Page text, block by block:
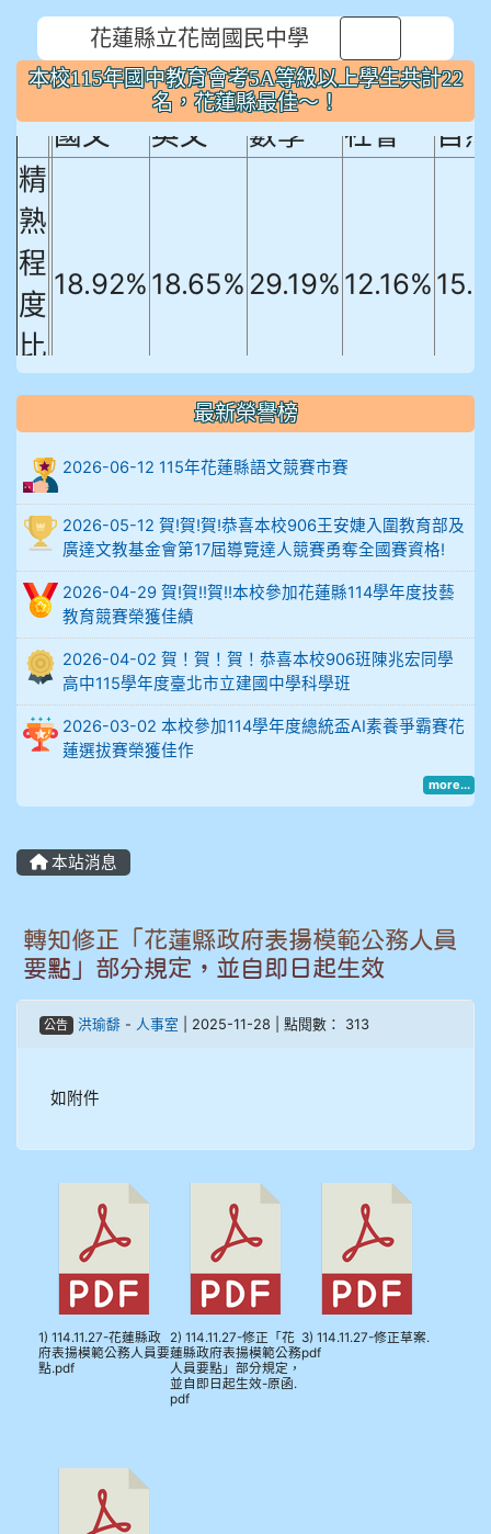
花蓮縣立花崗國民中學
本校115年國中教育會考5A等級以上學生共計22
名，花蓮縣最佳～！
本校115年國中教育會考5A等級以上
學生共計22名，花蓮縣最佳～！
國文
英文 數學 社會
自
精
熟
程
度
比
例
18.92% 18.65% 29.19% 12.16%
906陳兆宏 5A10+ 作文5
912余 嘉 5A10+
914謝佩臻 5A10+
902蘇奕愷
903陳品帆
904彭子庭
905蔣昇和
905周沛蓉
905鄭瑀安
907張晏寧
908彭主豪
910謝尚橙
910呂芃澔
910溫婕伶
912彭子宸
最新榮譽榜
2026-06-12 115年花蓮縣語文競賽市賽
2026-05-12 賀!賀!賀!恭喜本校906王安婕入圍教育部及
廣達文教基金會第17屆導覽達人競賽勇奪全國賽資格!
2026-04-29 賀!賀!!賀!!本校參加花蓮縣114學年度技藝
教育競賽榮獲佳績
2026-04-02 賀！賀！賀！恭喜本校906班陳兆宏同學
高中115學年度臺北市立建國中學科學班
2026-03-02 本校參加114學年度總統盃AI素養爭霸賽花
蓮選拔賽榮獲佳作
more...
本站消息
轉知修正「花蓮縣政府表揚模範公務人員
要點」部分規定，並自即日起生效
公告 洪瑜馡- 人事室 | 2025-11-28 | 點閱數： 313
如附件
1) 114.11.27-花蓮縣政
府表揚模範公務人員要
點.pdf
2) 114.11.27-修正「花
蓮縣政府表揚模範公務
人員要點」部分規定，
並自即日起生效-原函.
pdf
3) 114.11.27-修正草案.
pdf